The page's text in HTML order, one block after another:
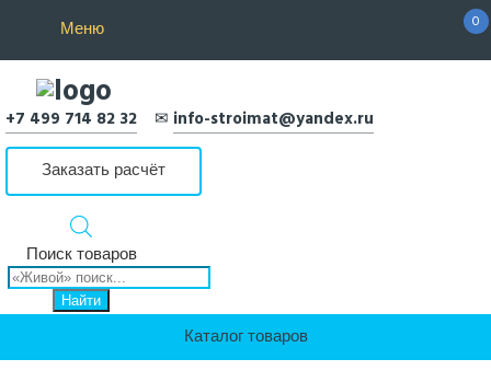
0
Меню
+7 499 714 82 32 ✉ info-stroimat@yandex.ru
Заказать расчёт
Поиск товаров
Найти
Каталог товаров